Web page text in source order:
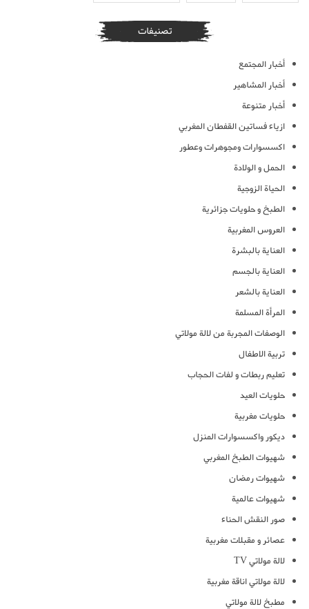
تصنيفات
أخبار المجتمع
أخبار المشاهير
أخبار متنوعة
ازياء فساتين القفطان المغربي
اكسسوارات ومجوهرات وعطور
الحمل و الولادة
الحياة الزوجية
الطبخ و حلويات جزائرية
العروس المغربية
العناية بالبشرة
العناية بالجسم
العناية بالشعر
المرأة المسلمة
الوصفات المجربة من لالة مولاتي
تربية الاطفال
تعليم ربطات و لفات الحجاب
حلويات العيد
حلويات مغربية
ديكور واكسسوارات المنزل
شهيوات الطبخ المغربي
شهيوات رمضان
شهيوات عالمية
صور النقش الحناء
عصائر و مقبلات مغربية
لالة مولاتي TV
لالة مولاتي اناقة مغربية
مطبخ لالة مولاتي